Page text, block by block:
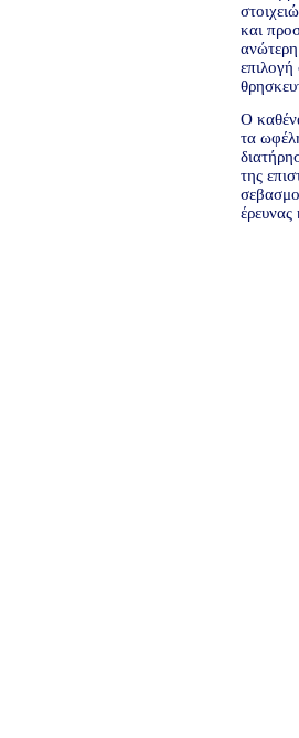
και
ανώτερη
επιλογή
Ο
τα
της
έρευνας